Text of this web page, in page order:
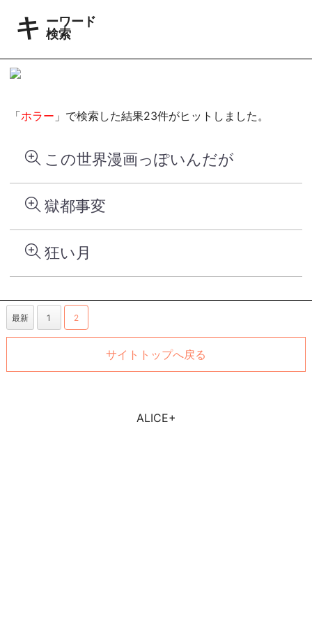
キーワード
検索
「ホラー 」で検索した結果23件がヒットしました。
この世界漫画っぽいんだが
獄都事変
狂い月
最新 1 2
サイトトップへ戻る
ALICE+